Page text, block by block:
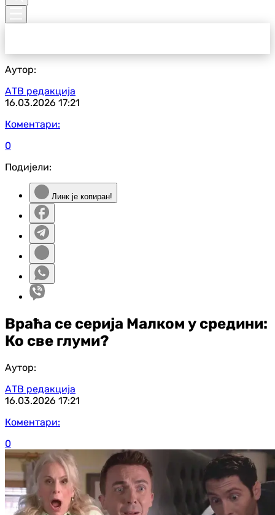
Аутор:
АТВ редакција
16.03.2026 17:21
Коментари:
0
Подијели:
Линк је копиран!
Враћа се серија Малком у средини:
Ко све глуми?
Аутор:
АТВ редакција
16.03.2026 17:21
Коментари:
0